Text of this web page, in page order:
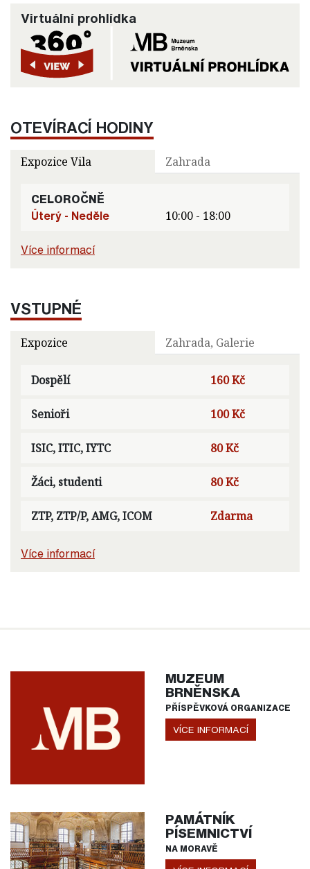
Virtuální prohlídka
OTEVÍRACÍ HODINY
Expozice Vila Zahrada
CELOROČNĚ
Úterý - Neděle
10:00 - 18:00
Více informací
VSTUPNÉ
Expozice Zahrada, Galerie
Dospělí 160 Kč
Senioři 100 Kč
ISIC, ITIC, IYTC 80 Kč
Žáci, studenti 80 Kč
ZTP, ZTP/P, AMG, ICOM Zdarma
Více informací
MUZEUM
BRNĚNSKA
PŘÍSPĚVKOVÁ ORGANIZACE
VÍCE INFORMACÍ
PAMÁTNÍK
PÍSEMNICTVÍ
NA MORAVĚ